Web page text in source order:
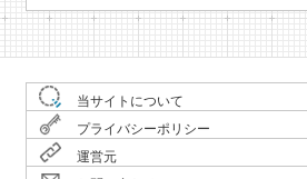
当サイトについて
プライバシーポリシー
運営元